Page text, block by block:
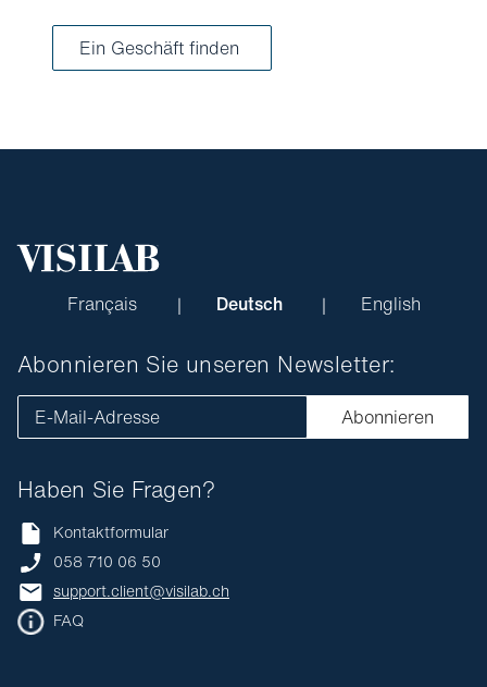
Ein Geschäft finden
Français Deutsch English
Haben Sie Fragen?
Kontaktformular
058 710 06 50
support.client@visilab.ch
FAQ
Abonnieren Sie unseren Newsletter:
E-Mail-Adresse Abonnieren